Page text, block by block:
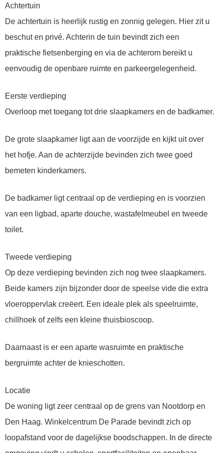
Achtertuin
De achtertuin is heerlijk rustig en zonnig gelegen. Hier zit u
beschut en privé. Achterin de tuin bevindt zich een
praktische fietsenberging en via de achterom bereikt u
eenvoudig de openbare ruimte en parkeergelegenheid.
Eerste verdieping
Overloop met toegang tot drie slaapkamers en de badkamer.
De grote slaapkamer ligt aan de voorzijde en kijkt uit over
het hofje. Aan de achterzijde bevinden zich twee goed
bemeten kinderkamers.
De badkamer ligt centraal op de verdieping en is voorzien
van een ligbad, aparte douche, wastafelmeubel en tweede
toilet.
Tweede verdieping
Op deze verdieping bevinden zich nog twee slaapkamers.
Beide kamers zijn bijzonder door de speelse vide die extra
vloeroppervlak creëert. Een ideale plek als speelruimte,
chillhoek of zelfs een kleine thuisbioscoop.
Daarnaast is er een aparte wasruimte en praktische
bergruimte achter de knieschotten.
Locatie
De woning ligt zeer centraal op de grens van Nootdorp en
Den Haag. Winkelcentrum De Parade bevindt zich op
loopafstand voor de dagelijkse boodschappen. In de directe